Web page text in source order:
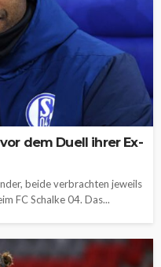
dem Duell ihrer Ex-
beide verbrachten jeweils
FC Schalke 04. Das...